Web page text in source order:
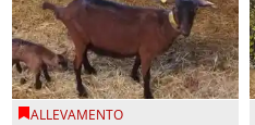
ALLEVAMENTO